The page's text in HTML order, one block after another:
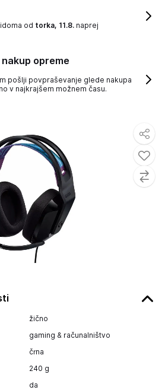
žično
gaming & računalništvo
črna
240 g
da
od torka, 11.8. naprej
opreme
pošlji povpraševanje glede nakupa
v najkrajšem možnem času.